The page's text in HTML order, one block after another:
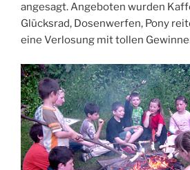
angesagt. Angeboten wurden
Glücksrad, Dosenwerfen, Pony
eine Verlosung mit tollen